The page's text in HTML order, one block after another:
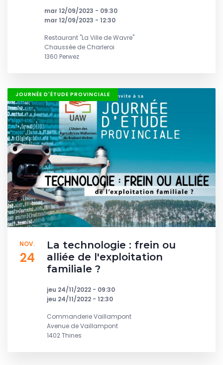
mar 12/09/2023 - 09:30
mar 12/09/2023 - 12:30
Restaurant "La Ville de Wavre"
Chaussée de Charleroi
1360 Perwez
JOURNÉE D'ÉTUDE PROVINCIALE
NOV.
24
La technologie : frein ou
alliée de l'exploitation
familiale ?
jeu 24/11/2022 - 09:30
jeu 24/11/2022 - 12:30
Commanderie Vaillampont
Avenue de Vaillampont
1402 Thines